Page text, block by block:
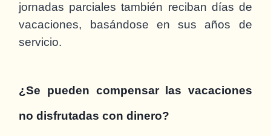
jornadas parciales también reciban días de
vacaciones, basándose en sus años de
servicio.
¿Se pueden compensar las vacaciones
no disfrutadas con dinero?